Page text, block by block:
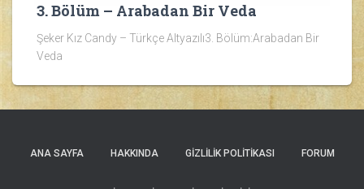
3. Bölüm – Arabadan Bir Veda
Şeker Kız Candy – Türkçe Altyazılı3. Bölüm:Arabadan Bir
Veda
ANA SAYFA HAKKINDA GIZLILIK POLITIKASI FORUM